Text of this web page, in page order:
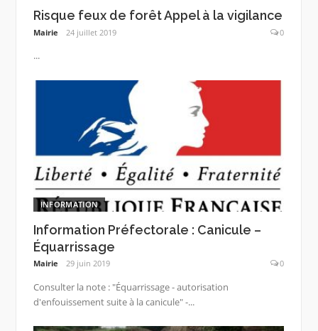
Risque feux de forêt Appel à la vigilance
Mairie 24 juillet 2019 0
...
INFORMATION
Information Préfectorale : Canicule –
Équarrissage
Mairie 29 juin 2019 0
Consulter la note : "Équarrissage - autorisation
d'enfouissement suite à la canicule" -...